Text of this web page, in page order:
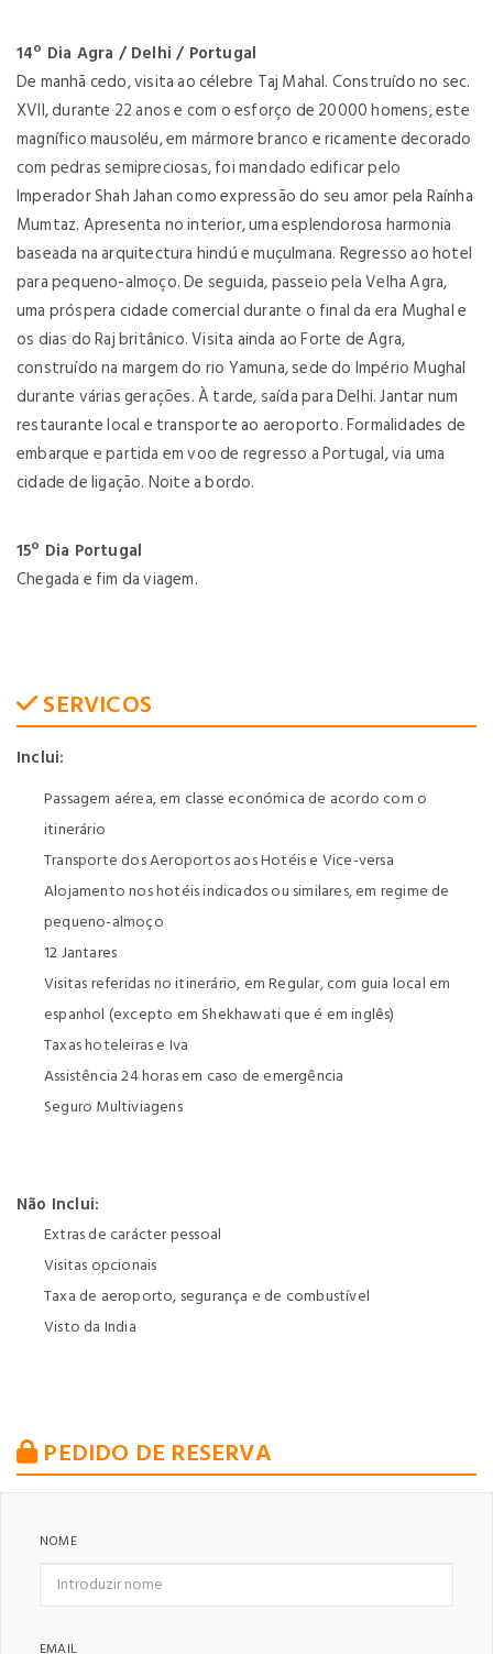
14º Dia Agra / Delhi / Portugal
De manhã cedo, visita ao célebre Taj Mahal. Construído no sec.
XVII, durante 22 anos e com o esforço de 20000 homens, este
magnífico mausoléu, em mármore branco e ricamente decorado
com pedras semipreciosas, foi mandado edificar pelo
Imperador Shah Jahan como expressão do seu amor pela Raínha
Mumtaz. Apresenta no interior, uma esplendorosa harmonia
baseada na arquitectura hindú e muçulmana. Regresso ao hotel
para pequeno-almoço. De seguida, passeio pela Velha Agra,
uma próspera cidade comercial durante o final da era Mughal e
os dias do Raj britânico. Visita ainda ao Forte de Agra,
construído na margem do rio Yamuna, sede do Império Mughal
durante várias gerações. À tarde, saída para Delhi. Jantar num
restaurante local e transporte ao aeroporto. Formalidades de
embarque e partida em voo de regresso a Portugal, via uma
cidade de ligação. Noite a bordo.
15º Dia Portugal
Chegada e fim da viagem.
SERVICOS
Inclui:
Passagem aérea, em classe económica de acordo com o
itinerário
Transporte dos Aeroportos aos Hotéis e Vice-versa
Alojamento nos hotéis indicados ou similares, em regime de
pequeno-almoço
12 Jantares
Visitas referidas no itinerário, em Regular, com guia local em
espanhol (excepto em Shekhawati que é em inglês)
Taxas hoteleiras e Iva
Assistência 24 horas em caso de emergência
Seguro Multiviagens
Não Inclui:
Extras de carácter pessoal
Visitas opcionais
Taxa de aeroporto, segurança e de combustível
Visto da India
PEDIDO DE RESERVA
NOME
EMAIL